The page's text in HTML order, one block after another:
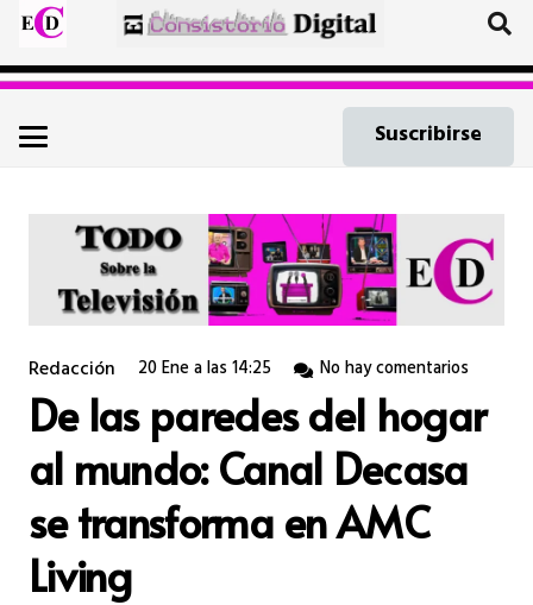
Suscribirse
Redacción 20 Ene a las 14:25 No hay comentarios
De las paredes del hogar
al mundo: Canal Decasa
se transforma en AMC
Living